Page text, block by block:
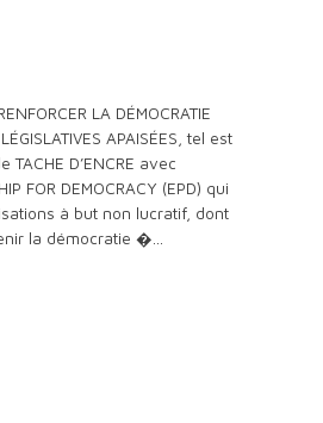
LA DÉMOCRATIE
APAISÉES, tel est
D’ENCRE avec
FOR DEMOCRACY (EPD) qui
à but non lucratif, dont
la démocratie �...